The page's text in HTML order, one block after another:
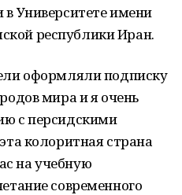
вУниверситетеимени
республики Иран.
оформляли подписку
мираи я очень
с персидскими
колоритная страна
на учебную
современного